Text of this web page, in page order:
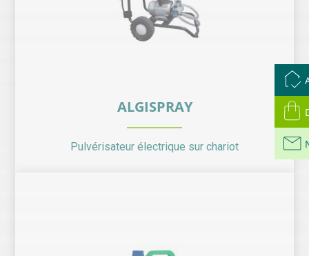
ALGISPRAY
Pulvérisateur électrique sur chariot